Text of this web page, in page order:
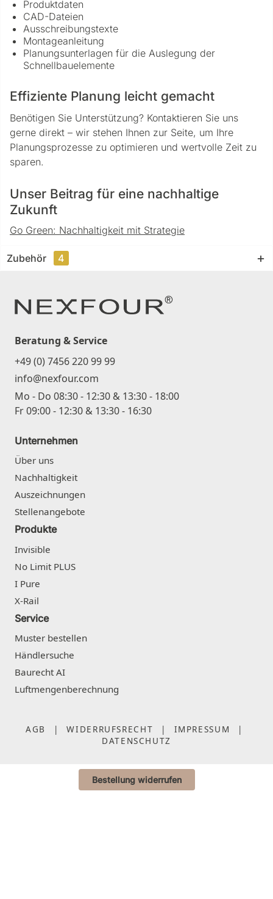
Produktdaten
CAD-Dateien
Ausschreibungstexte
Montageanleitung
Planungsunterlagen für die Auslegung der
Schnellbauelemente
Effiziente Planung leicht gemacht
Benötigen Sie Unterstützung? Kontaktieren Sie uns
gerne direkt – wir stehen Ihnen zur Seite, um Ihre
Planungsprozesse zu optimieren und wertvolle Zeit zu
sparen.
Unser Beitrag für eine nachhaltige
Zukunft
Go Green: Nachhaltigkeit mit Strategie
Zubehör 4
Beratung & Service
+49 (0) 7456 220 99 99
info@nexfour.com
Mo - Do 08:30 - 12:30 & 13:30 - 18:00
Fr 09:00 - 12:30 & 13:30 - 16:30
Unternehmen
Über uns
Nachhaltigkeit
Auszeichnungen
Stellenangebote
Produkte
Invisible
No Limit PLUS
I Pure
X-Rail
Service
Muster bestellen
Händlersuche
Baurecht AI
Luftmengenberechnung
AGB | WIDERRUFSRECHT | IMPRESSUM
|
DATENSCHUTZ
Bestellung widerrufen